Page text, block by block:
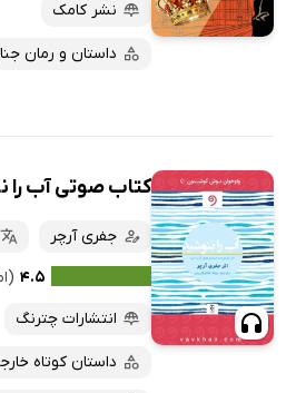
نشر کامک
داستان و رمان
کتاب صوتی آب را
جفری آرچر
۴.۵
انتشارات چترنگ
داستان کوتاه